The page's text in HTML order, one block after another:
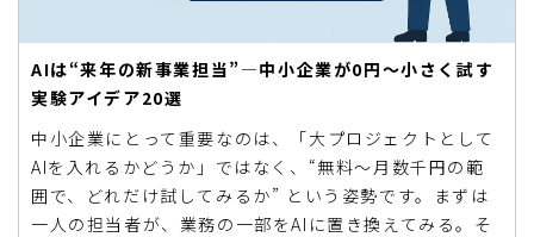
AIは“来年の新事業担当”―中小企業が0円〜小さく試す
実験アイデア20選
中小企業にとって重要なのは、「大プロジェクトとして
AIを入れるかどうか」ではなく、“無料〜月数千円の範
囲で、どれだけ試してみるか” という姿勢です。まずは
一人の担当者が、業務の一部をAIに置き換えてみる。そ